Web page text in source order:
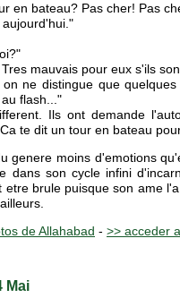
en bateau? Pas cher! Pas
mauvais pour eux s'ils
ne distingue que
flash..."
Ils ont demande
te dit un tour en bateau
genere moins d'emotions
dans son cycle infini
etre brule puisque son ame
de Allahabad - >> acceder
Mai